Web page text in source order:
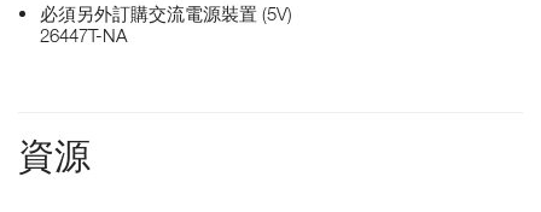
必須另外訂購交流電源裝置 (5V)
26447T-NA
資源